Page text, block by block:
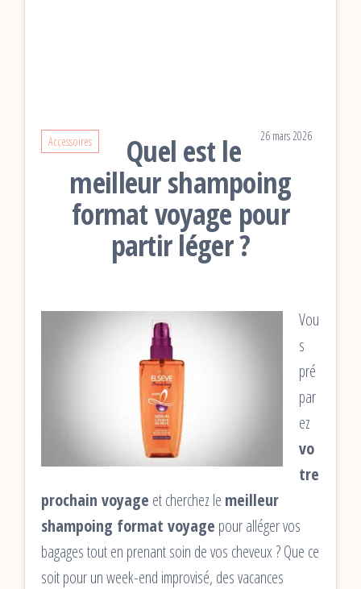
Accessoires 26 mars 2026
Quel est le
meilleur shampoing
format voyage pour
partir léger ?
Vou
s
pré
par
ez
vo
tre
prochain voyage et cherchez le meilleur
shampoing format voyage pour alléger vos
bagages tout en prenant soin de vos cheveux ? Que ce
soit pour un week-end improvisé, des vacances